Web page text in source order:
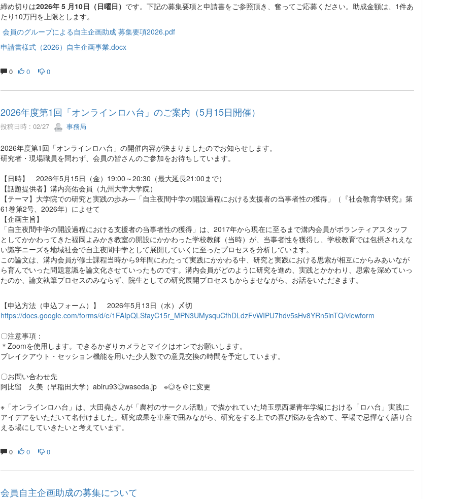
締め切りは2026年 5 月10日（日曜日） です。下記の募集要項と申請書をご参照頂き、奮ってご応募ください。助成金額は、1件あ
たり10万円を上限とします。
会員のグループによる自主企画助成 募集要項2026.pdf
申請書様式（2026）自主企画事業.docx
0 0 0
2026年度第1回「オンラインロハ台」のご案内（5月15日開催）
投稿日時 : 02/27 事務局
2026年度第1回「オンラインロハ台」の開催内容が決まりましたのでお知らせします。
研究者・現場職員を問わず、会員の皆さんのご参加をお待ちしています。
【日時】 2026年5月15日（金）19:00～20:30（最大延長21:00まで）
【話題提供者】溝内亮佑会員（九州大学大学院）
【テーマ】大学院での研究と実践の歩み―「自主夜間中学の開設過程における支援者の当事者性の獲得」（『社会教育学研究』第
61巻第2号、2026年）によせて
【企画主旨】
「自主夜間中学の開設過程における支援者の当事者性の獲得」は、2017年から現在に至るまで溝内会員がボランティアスタッフ
としてかかわってきた福岡よみかき教室の開設にかかわった学校教師（当時）が、当事者性を獲得し、学校教育では包摂されえな
い識字ニーズを地域社会で自主夜間中学として展開していくに至ったプロセスを分析しています。
この論文は、溝内会員が修士課程当時から9年間にわたって実践にかかわる中、研究と実践における思索が相互にからみあいなが
ら育んでいった問題意識を論文化させていったものです。溝内会員がどのように研究を進め、実践とかかわり、思索を深めていっ
たのか、論文執筆プロセスのみならず、院生としての研究展開プロセスもからませながら、お話をいただきます。
【申込方法（申込フォーム）】 2026年5月13日（水）〆切
https://docs.google.com/forms/d/e/1FAIpQLSfayC15r_MPN3UMysquCfhDLdzFvWIPU7hdv5sHv8YRn5inTQ/viewform
〇注意事項：
＊Zoomを使用します。できるかぎりカメラとマイクはオンでお願いします。
ブレイクアウト・セッション機能を用いた少人数での意見交換の時間を予定しています。
〇お問い合わせ先
阿比留 久美（早稲田大学）abiru93◎waseda.jp ※◎を＠に変更
※「オンラインロハ台」は、大田堯さんが「農村のサークル活動」で描かれていた埼玉県西堀青年学級における「ロハ台」実践に
アイデアをいただいて名付けました。研究成果を車座で囲みながら、研究をする上での喜び悩みを含めて、平場で忌憚なく語り合
える場にしていきたいと考えています。
0 0 0
会員自主企画助成の募集について